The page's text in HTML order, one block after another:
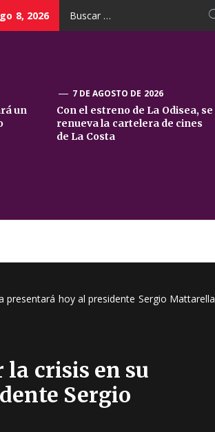
8, 2026
un
7 DE AGOSTO DE 2026
Con el estreno de La Odisea, se
renueva la cartelera de cines
de La Costa
hoy al presidente Sergio Mattarella
crisis en su
Sergio